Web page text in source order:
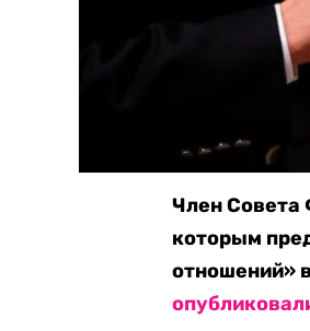
Член Совета
которым
отношений»